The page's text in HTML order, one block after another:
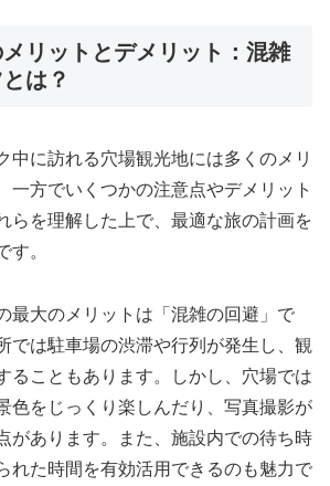
リットとデメリット：混雑
は？
中に訪れる穴場観光地には多くのメリ
一方でいくつかの注意点やデメリット
らを理解した上で、最適な旅の計画を
す。
最大のメリットは「混雑の回避」で
では駐車場の渋滞や行列が発生し、観
ることもあります。しかし、穴場では
色をじっくり楽しんだり、写真撮影が
があります。また、施設内での待ち時
れた時間を有効活用できるのも魅力で